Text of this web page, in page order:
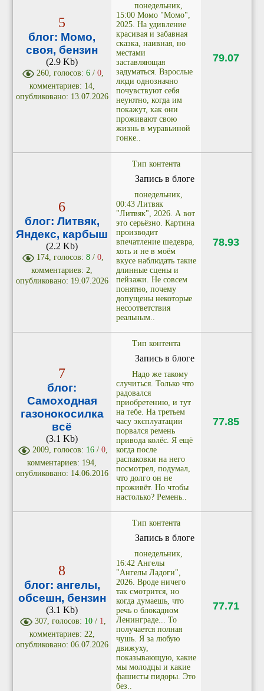
5
блог: Момо,
своя, бензин
(2.9 Kb)
260, голосов:6 /0,
комментариев: 14,
опубликовано: 13.07.2026
понедельник,
15:00 Момо "Момо",
2025. На удивление
красивая и забавная
сказка, наивная, но
местами
заставляющая
задуматься. Взрослые
люди однозначно
почувствуют себя
неуютно, когда им
покажут, как они
проживают свою
жизнь в муравьиной
гонке..
79.07
6
блог: Литвяк,
Яндекс, карбыш
(2.2 Kb)
174, голосов:8 /0,
комментариев: 2,
опубликовано: 19.07.2026
Тип контента
Запись в блоге
понедельник,
00:43 Литвяк
"Литвяк", 2026. А вот
это серьёзно. Картина
производит
впечатление шедевра,
хоть и не в моём
вкусе наблюдать такие
длинные сцены и
пейзажи. Не совсем
понятно, почему
допущены некоторые
несоответствия
реальным..
78.93
7
блог:
Самоходная
газонокосилка
всё
(3.1 Kb)
2009, голосов: 16 /0,
комментариев: 194,
опубликовано: 14.06.2016
Тип контента
Запись в блоге
Надо же такому
случиться. Только что
радовался
приобретению, и тут
на тебе. На третьем
часу эксплуатации
порвался ремень
привода колёс. Я ещё
когда после
распаковки на него
посмотрел, подумал,
что долго он не
проживёт. Но чтобы
настолько? Ремень..
77.85
8
блог: ангелы,
обсешн, бензин
(3.1 Kb)
307, голосов: 10/ 1,
комментариев: 22,
опубликовано: 06.07.2026
Тип контента
Запись в блоге
понедельник,
16:42 Ангелы
"Ангелы Ладоги",
2026. Вроде ничего
так смотрится, но
когда думаешь, что
речь о блокадном
Ленинграде... То
получается полная
чушь. Я за любую
движуху,
показывающую, какие
мы молодцы и какие
фашисты пидоры. Это
без..
77.71